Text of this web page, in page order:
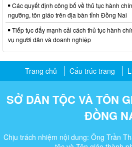
Các quyết định công bố về thủ tục hành
ngưỡng, tôn giáo trên địa bàn tỉnh Đồng Nai
Tiếp tục đẩy mạnh cải cách thủ tục hành
vụ người dân và doanh nghiệp
Trang chủ Cấu trúc trang
SỞ DÂN TỘC VÀ TÔN
ĐỒNG
Chịu trách nhiệm nội dung: Ông Trần